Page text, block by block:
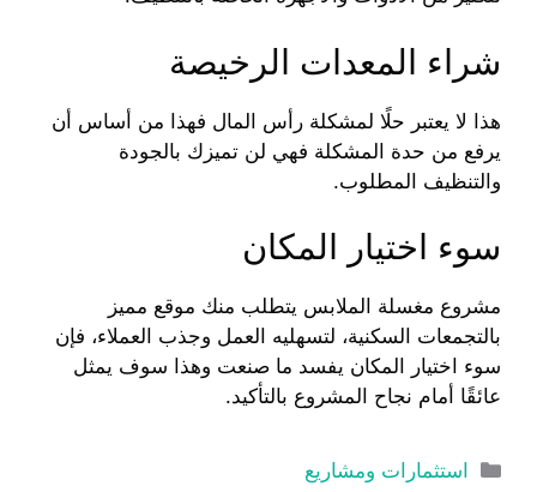
شراء المعدات الرخيصة
هذا لا يعتبر حلًا لمشكلة رأس المال فهذا من أساس أن
يرفع من حدة المشكلة فهي لن تميزك بالجودة
والتنظيف المطلوب.
سوء اختيار المكان
مشروع مغسلة الملابس يتطلب منك موقع مميز
بالتجمعات السكنية، لتسهليه العمل وجذب العملاء، فإن
سوء اختيار المكان يفسد ما صنعت وهذا سوف يمثل
عائقًا أمام نجاح المشروع بالتأكيد.
التصنيفات
استثمارات ومشاريع